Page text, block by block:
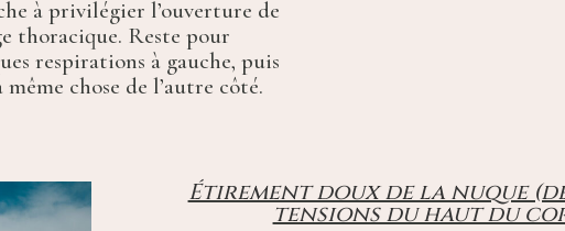
à privilégier l’ouverture de
thoracique. Reste pour
respirations à gauche, puis
chose de l’autre côté.
Étirement doux de la nuque
tensions du haut du